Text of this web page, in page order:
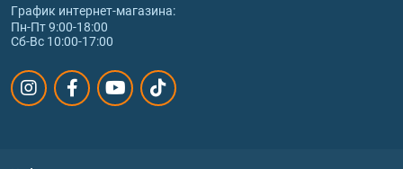
График интернет‑магазина:
Пн-Пт 9:00-18:00
Сб-Вс 10:00-17:00